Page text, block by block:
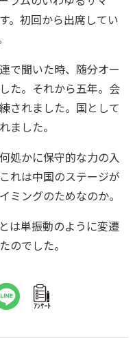
。初回から出席してい
で聞いた時、随分オー
た。それから五年。会
されました。国として
ました。
処かに保守的な力の入
れは中国のステージが
ミングのためなのか。
は単振動のように変遷
のでした。
ｱﾝｹｰﾄ